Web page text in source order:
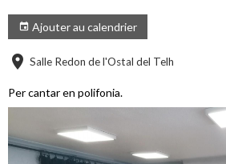
Ajouter au calendrier
Salle Redon de l'Ostal del Telh
Per cantar en polifonia.